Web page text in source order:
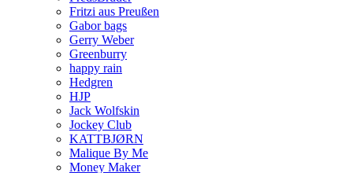
Fritzi aus Preußen
Gabor bags
Gerry Weber
Greenburry
happy rain
Hedgren
HJP
Jack Wolfskin
Jockey Club
KATTBJØRN
Malique By Me
Money Maker